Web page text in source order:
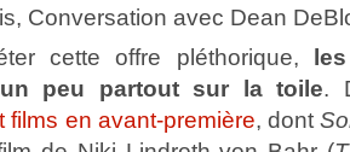
Conversation avec Dean
cette offre pléthorique,
peu partout sur la toile.
films en avant-première, dont